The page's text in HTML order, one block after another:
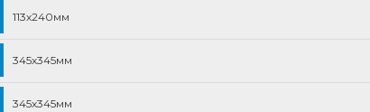
113х240мм
345х345мм
345х345мм